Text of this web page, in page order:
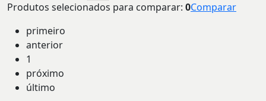
Produtos selecionados para comparar: 0Comparar
primeiro
anterior
1
próximo
último